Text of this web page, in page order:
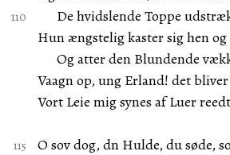
De hvidslende Toppe
Hun ængstelig kaster sig hen
Og atter den Blundende
Vaagn op, ung Erland! det
Vort Leie mig synes af Luer
O sov dog, dn Hulde, du søde,